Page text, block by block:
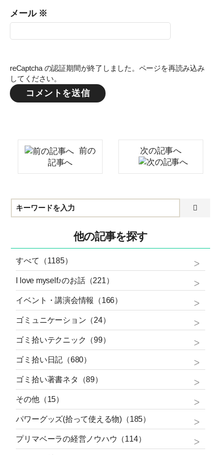
メール ※
reCaptcha の認証期間が終了しました。ページを再読み込み
してください。
前の
記事へ
次の記事へ
他の記事を探す
すべて（1185）
I love myself♪のお話（221）
イベント・講演会情報（166）
ゴミュニケーション（24）
ゴミ拾いテクニック（99）
ゴミ拾い日記（680）
ゴミ拾い著書ネタ（89）
その他（15）
パワーグッズ(拾って使える物)（185）
プリマベーラの経営ノウハウ（114）